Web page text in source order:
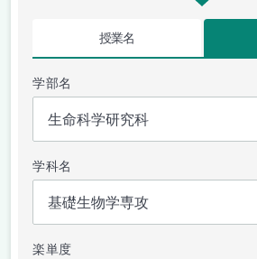
授業名
学部名
学科名
楽単度